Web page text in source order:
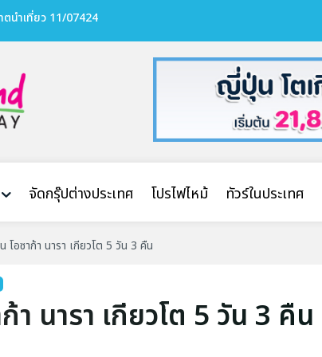
นำเที่ยว 11/07424
จัดกรุ๊ปต่างประเทศ โปรไฟไหม้ ทัวร์ในประเทศ
โอซาก้า นารา เกียวโต 5 วัน 3 คืน
นารา เกียวโต 5 วัน 3 คืน